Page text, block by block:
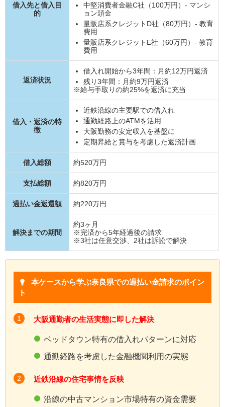
借入先と借入目
的
中堅消費者金融C社（100万円）- マンシ
ョン頭金
量販店系クレジットD社（80万円）- 教育
費用
量販店系クレジットE社（60万円）- 教育
費用
返済状況
借入れ開始から3年間：月約12万円返済
残り3年間：月約9万円返済
※給与手取りの約25%を返済に充当
借入・返済の特
徴
近鉄沿線の主要駅での借入れ
通勤経路上のATMを活用
大阪勤務の安定収入を基盤に
定期昇給と賞与を考慮した返済計画
借入総額 約520万円
支払総額 約820万円
過払い金返還額 約220万円
解決までの期間
約3ヶ月
※完済から5年経過後の請求
※3社は任意交渉、2社は訴訟で解決
本ケースから学ぶ奈良県での過払い金請求のポイン
ト
大阪通勤者の生活実態に即した解決
ベッドタウン特有の借入れパターンに対応
通勤経路を考慮した金融機関利用の実態
近鉄沿線の住宅事情を反映
沿線の中古マンション市場特有の資金需要